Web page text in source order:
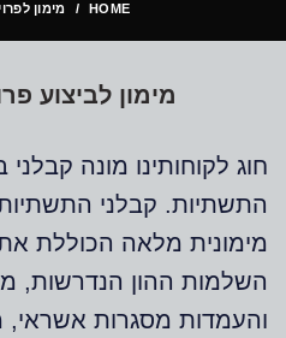
HOME מימון
מימון לביצוע
חוג לקוחותינו מונה
התשתיות. קבלני
מימונית מלאה הכוללת
השלמות ההון הנדרשות,
והעמדות מסגרות אשראי,